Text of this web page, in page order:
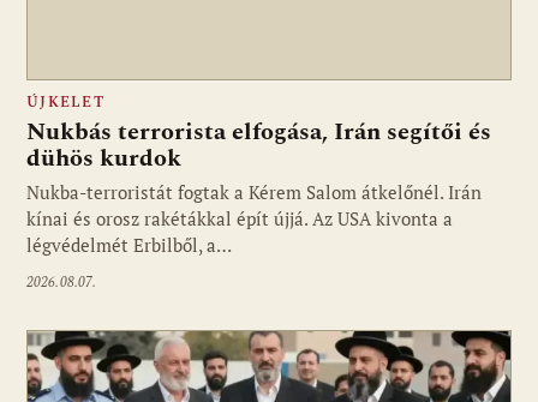
ÚJKELET
Nukbás terrorista elfogása, Irán segítői és
dühös kurdok
Nukba-terroristát fogtak a Kérem Salom átkelőnél. Irán
kínai és orosz rakétákkal épít újjá. Az USA kivonta a
légvédelmét Erbilből, a…
2026.08.07.